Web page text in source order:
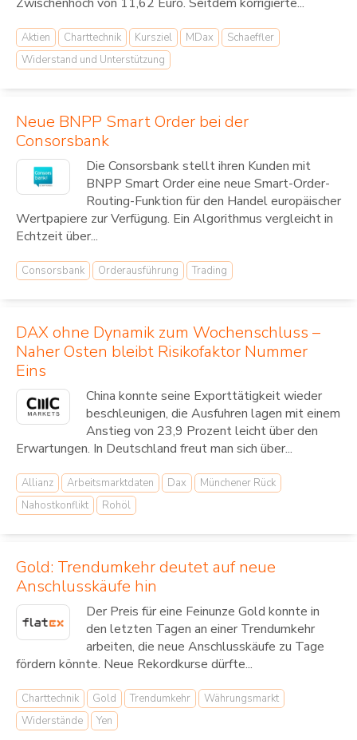
Aktien Charttechnik Kursziel MDax
Schaeffler
Widerstand und Unterstützung
Neue BNPP Smart Order bei der
Consorsbank
Die Consorsbank stellt ihren Kunden mit
BNPP Smart Order eine neue Smart-Order-
Routing-Funktion für den Handel europäischer
Wertpapiere zur Verfügung. Ein Algorithmus vergleicht in
Echtzeit über...
Consorsbank Orderausführung Trading
DAX ohne Dynamik zum Wochenschluss –
Naher Osten bleibt Risikofaktor Nummer
Eins
China konnte seine Exporttätigkeit wieder
beschleunigen, die Ausfuhren lagen mit einem
Anstieg von 23,9 Prozent leicht über den
Erwartungen. In Deutschland freut man sich über...
Allianz Arbeitsmarktdaten Dax
Münchener Rück
Nahostkonflikt
Rohöl
Gold: Trendumkehr deutet auf neue
Anschlusskäufe hin
Der Preis für eine Feinunze Gold konnte in
den letzten Tagen an einer Trendumkehr
arbeiten, die neue Anschlusskäufe zu Tage
fördern könnte. Neue Rekordkurse dürfte...
Charttechnik Gold Trendumkehr
Währungsmarkt
Widerstände
Yen